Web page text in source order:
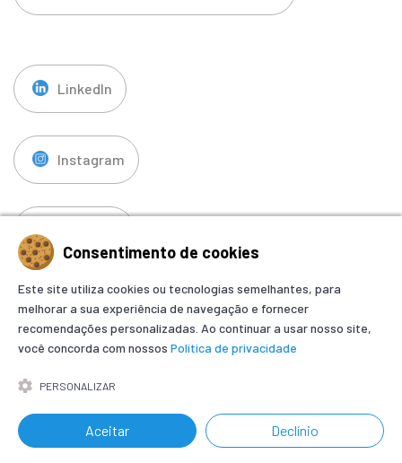
LinkedIn
Instagram
CNPJ: 45.380.401/0001-52.
Tel:+55 11 95421 6549
Privacidad Legalidad Cookies
Consentimento de cookies
Este site utiliza cookies ou tecnologias semelhantes, para
melhorar a sua experiência de navegação e fornecer
recomendações personalizadas. Ao continuar a usar nosso site,
você concorda com nossos Política de privacidade
PERSONALIZAR
Aceitar Declínio